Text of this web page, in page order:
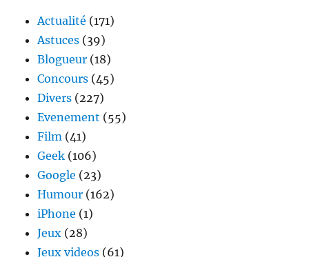
Actualité (171)
Astuces (39)
Blogueur (18)
Concours (45)
Divers (227)
Evenement (55)
Film (41)
Geek (106)
Google (23)
Humour (162)
iPhone (1)
Jeux (28)
Jeux videos (61)